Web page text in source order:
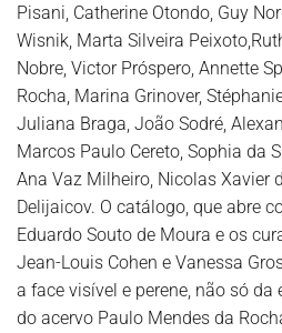
Pisani, Catherine Otondo, Guy
Wisnik, Marta Silveira
Nobre, Victor Próspero, Annette
Rocha, Marina Grinover,
Juliana Braga, João Sodré,
Marcos Paulo Cereto, Sophia da
Ana Vaz Milheiro, Nicolas Xavier
Delijaicov. O catálogo, que abre
Eduardo Souto de Moura e os
Jean-Louis Cohen e Vanessa
a face visível e perene, não só
do acervo Paulo Mendes da